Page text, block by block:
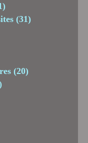
(31)
(20)